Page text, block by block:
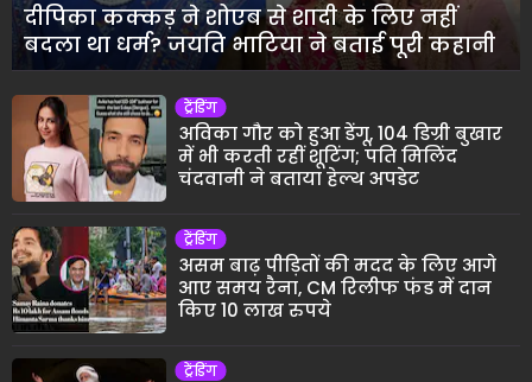
दीपिका कक्कड़ ने शोएब से शादी के लिए नहीं
बदला था धर्म? जयति भाटिया ने बताई पूरी कहानी
ट्रेंडिंग
अविका गौर को हुआ डेंगू, 104 डिग्री बुखार
में भी करती रहीं शूटिंग; पति मिलिंद
चंदवानी ने बताया हेल्थ अपडेट
ट्रेंडिंग
असम बाढ़ पीड़ितों की मदद के लिए आगे
आए समय रैना, CM रिलीफ फंड में दान
किए 10 लाख रुपये
ट्रेंडिंग